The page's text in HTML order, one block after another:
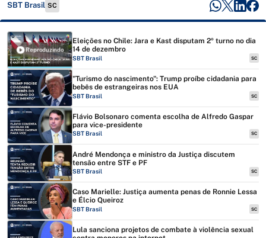
SBT Brasil SC
Reproduzindo
Eleições no Chile: Jara e Kast disputam 2º turno no dia
14 de dezembro
SBT Brasil SC
"Turismo do nascimento": Trump proíbe cidadania para
bebês de estrangeiras nos EUA
SBT Brasil SC
Flávio Bolsonaro comenta escolha de Alfredo Gaspar
para vice-presidente
SBT Brasil SC
André Mendonça e ministro da Justiça discutem
tensão entre STF e PF
SBT Brasil SC
Caso Marielle: Justiça aumenta penas de Ronnie Lessa
e Élcio Queiroz
SBT Brasil SC
Lula sanciona projetos de combate à violência sexual